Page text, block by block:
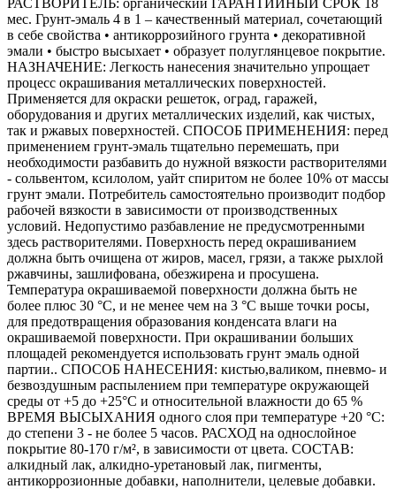
мес. Грунт-эмаль 4 в 1 – качественный материал, сочетающий
в себе свойства • антикоррозийного грунта • декоративной
эмали • быстро высыхает • образует полуглянцевое покрытие.
НАЗНАЧЕНИЕ: Легкость нанесения значительно упрощает
процесс окрашивания металлических поверхностей.
Применяется для окраски решеток, оград, гаражей,
оборудования и других металлических изделий, как чистых,
так и ржавых поверхностей. СПОСОБ ПРИМЕНЕНИЯ: перед
применением грунт-эмаль тщательно перемешать, при
необходимости разбавить до нужной вязкости растворителями
- сольвентом, ксилолом, уайт спиритом не более 10% от массы
грунт эмали. Потребитель самостоятельно производит подбор
рабочей вязкости в зависимости от производственных
условий. Недопустимо разбавление не предусмотренными
здесь растворителями. Поверхность перед окрашиванием
должна быть очищена от жиров, масел, грязи, а также рыхлой
ржавчины, зашлифована, обезжирена и просушена.
Температура окрашиваемой поверхности должна быть не
более плюс 30 °С, и не менее чем на 3 °С выше точки росы,
для предотвращения образования конденсата влаги на
окрашиваемой поверхности. При окрашивании больших
площадей рекомендуется использовать грунт эмаль одной
партии.. СПОСОБ НАНЕСЕНИЯ: кистью,валиком, пневмо- и
безвоздушным распылением при температуре окружающей
среды от +5 до +25°C и относительной влажности до 65 %
ВРЕМЯ ВЫСЫХАНИЯ одного слоя при температуре +20 °С:
до степени 3 - не более 5 часов. РАСХОД на однослойное
покрытие 80-170 г/м², в зависимости от цвета. СОСТАВ:
алкидный лак, алкидно-уретановый лак, пигменты,
антикоррозионные добавки, наполнители, целевые добавки.